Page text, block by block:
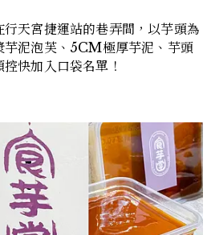
天宮捷運站的巷弄間，以芋頭為
芋泥泡芙、5CM極厚芋泥、芋頭
快加入口袋名單！